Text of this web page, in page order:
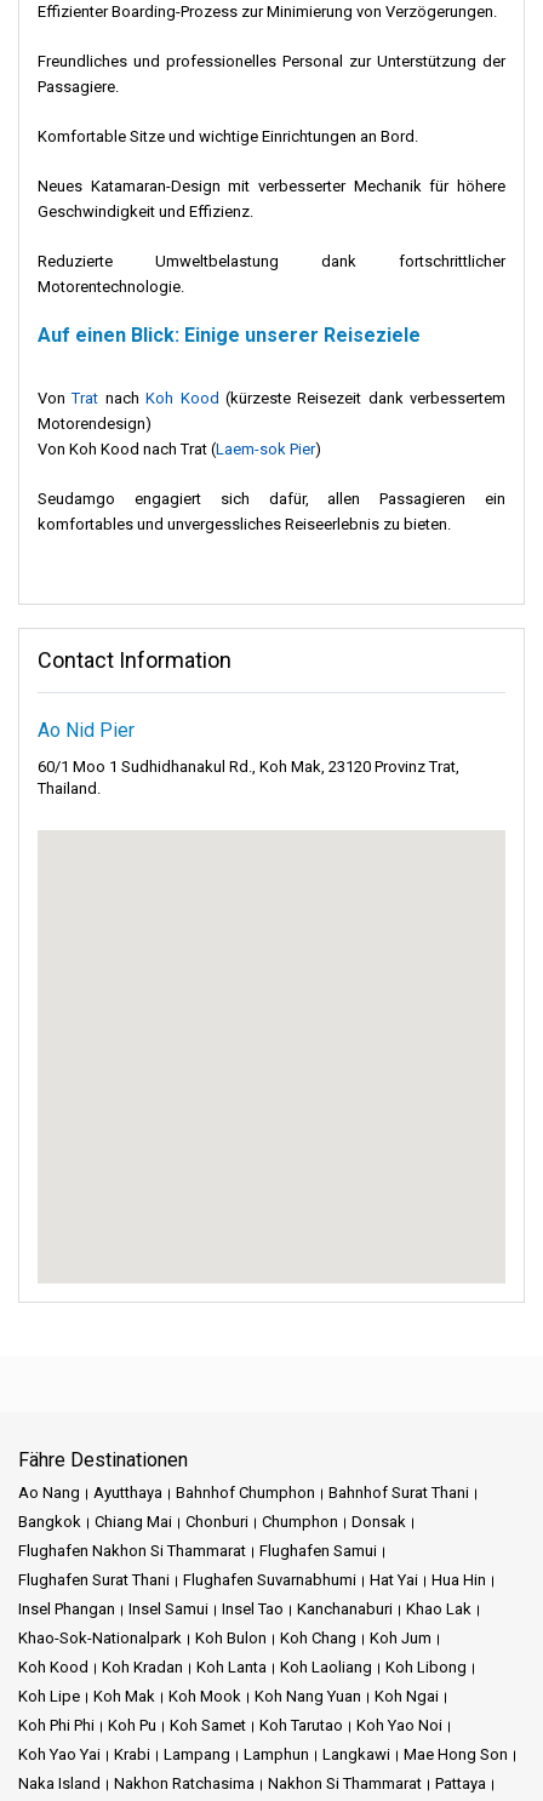
Effizienter Boarding-Prozess zur Minimierung von Verzögerungen.
Freundliches und professionelles Personal zur Unterstützung der
Passagiere.
Komfortable Sitze und wichtige Einrichtungen an Bord.
Neues Katamaran-Design mit verbesserter Mechanik für höhere
Geschwindigkeit und Effizienz.
Reduzierte Umweltbelastung dank fortschrittlicher
Motorentechnologie.
Auf einen Blick: Einige unserer Reiseziele
VonTrat nachKoh Kood (kürzeste Reisezeit dank verbessertem
Motorendesign)
Von Koh Kood nach Trat (Laem-sok Pier)
Seudamgo engagiert sich dafür, allen Passagieren ein
komfortables und unvergessliches Reiseerlebnis zu bieten.
Contact Information
Ao Nid Pier
60/1 Moo 1 Sudhidhanakul Rd., Koh Mak, 23120 Provinz Trat,
Thailand.
Fähre Destinationen
Ao Nang Ayutthaya Bahnhof Chumphon
Bahnhof Surat Thani
Bangkok
Chiang Mai Chonburi Chumphon
Donsak
Flughafen Nakhon Si Thammarat
Flughafen Samui
Flughafen Surat Thani
Flughafen Suvarnabhumi Hat Yai
Hua Hin
Insel Phangan
Insel Samui Insel Tao Kanchanaburi
Khao Lak
Khao-Sok-Nationalpark
Koh Bulon Koh Chang
Koh Jum
Koh Kood
Koh Kradan Koh Lanta Koh Laoliang
Koh Libong
Koh Lipe
Koh Mak Koh Mook Koh Nang Yuan
Koh Ngai
Koh Phi Phi
Koh Pu Koh Samet Koh Tarutao
Koh Yao Noi
Koh Yao Yai
Krabi Lampang Lamphun Langkawi
Mae Hong Son
Naka Island
Nakhon Ratchasima Nakhon Si Thammarat
Pattaya